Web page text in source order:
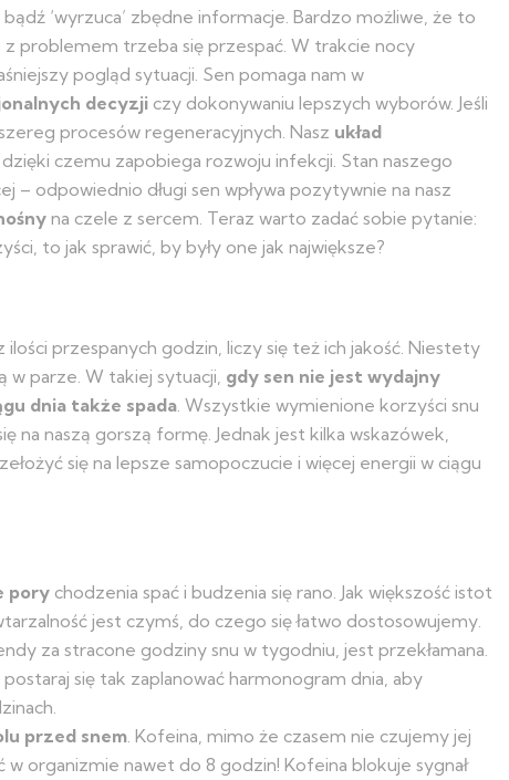
‘wyrzuca’ zbędne informacje. Bardzo możliwe, że to
z problemem trzeba się przespać. W trakcie nocy
pogląd sytuacji. Sen pomaga nam w
decyzji czy dokonywaniu lepszych wyborów. Jeśli
procesów regeneracyjnych. Nasz układ
dzięki czemu zapobiega rozwoju infekcji. Stan naszego
– odpowiednio długi sen wpływa pozytywnie na nasz
na czele z sercem. Teraz warto zadać sobie pytanie:
to jak sprawić, by były one jak największe?
ilości przespanych godzin, liczy się też ich jakość. Niestety
parze. W takiej sytuacji, gdy sen nie jest wydajny
dnia także spada . Wszystkie wymienione korzyści snu
na naszą gorszą formę. Jednak jest kilka wskazówek,
się na lepsze samopoczucie i więcej energii w ciągu
pory chodzenia spać i budzenia się rano. Jak większość istot
jest czymś, do czego się łatwo dostosowujemy.
za stracone godziny snu w tygodniu, jest przekłamana.
się tak zaplanować harmonogram dnia, aby
przed snem . Kofeina, mimo że czasem nie czujemy jej
w organizmie nawet do 8 godzin! Kofeina blokuje sygnał